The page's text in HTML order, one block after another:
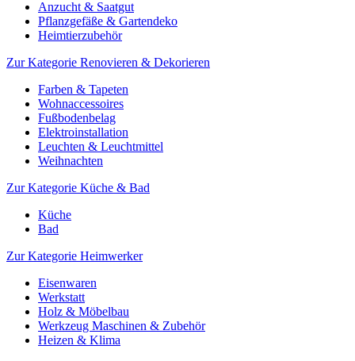
Anzucht & Saatgut
Pflanzgefäße & Gartendeko
Heimtierzubehör
Zur Kategorie Renovieren & Dekorieren
Farben & Tapeten
Wohnaccessoires
Fußbodenbelag
Elektroinstallation
Leuchten & Leuchtmittel
Weihnachten
Zur Kategorie Küche & Bad
Küche
Bad
Zur Kategorie Heimwerker
Eisenwaren
Werkstatt
Holz & Möbelbau
Werkzeug Maschinen & Zubehör
Heizen & Klima